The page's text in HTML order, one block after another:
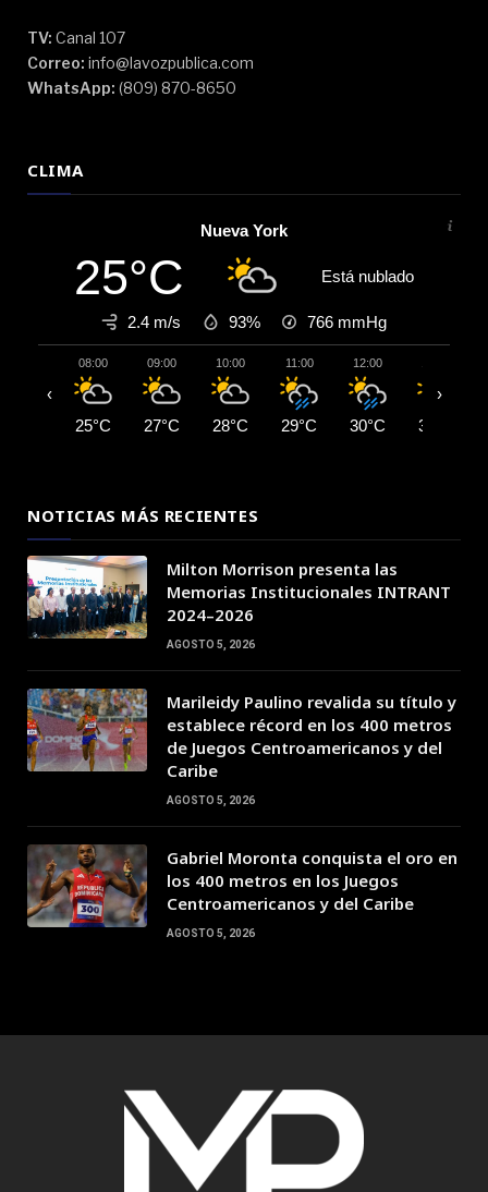
TV: Canal 107
Correo: info@lavozpublica.com
WhatsApp: (809) 870-8650
CLIMA
Nueva York
25°C Está nublado
2.4 m/s 93% 766 mmHg
08:00
25°C
09:00
27°C
10:00
28°C
11:00
29°C
12:00
30°C 31°C
‹ ›
NOTICIAS MÁS RECIENTES
Milton Morrison presenta las
Memorias Institucionales INTRANT
2024–2026
AGOSTO 5, 2026
Marileidy Paulino revalida su título y
establece récord en los 400 metros
de Juegos Centroamericanos y del
Caribe
AGOSTO 5, 2026
Gabriel Moronta conquista el oro en
los 400 metros en los Juegos
Centroamericanos y del Caribe
AGOSTO 5, 2026